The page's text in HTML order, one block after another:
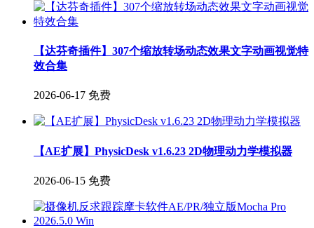
【达芬奇插件】307个缩放转场动态效果文字动画视觉特
效合集
2026-06-17 免费
【AE扩展】PhysicDesk v1.6.23 2D物理动力学模拟器
2026-06-15 免费